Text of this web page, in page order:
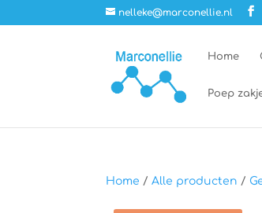
nelleke@marconellie.nl
Home
Poep
Home /Alle producten /